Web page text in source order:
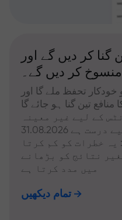
گنا کر دیں گے اور
کر دیں گے۔
خودکار تحفظ ملے گا اور
منافع تین گنا ہو جائے گا
کے لیے غیر معینہ
خطرات کو کم کرتا
نتائج کو بڑھانے
میں مدد کرتا ہے
تمام دیکھیں